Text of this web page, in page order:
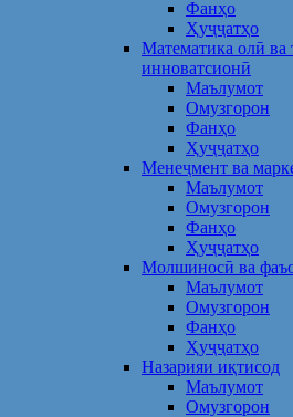
Фанҳо
Ҳуҷҷатҳо
Математика олӣ ва
инноватсионӣ
Маълумот
Омузгорон
Фанҳо
Ҳуҷҷатҳо
Менеҷмент ва
Маълумот
Омузгорон
Фанҳо
Ҳуҷҷатҳо
Молшиносӣ ва
Маълумот
Омузгорон
Фанҳо
Ҳуҷҷатҳо
Назарияи иқтисод
Маълумот
Омузгорон